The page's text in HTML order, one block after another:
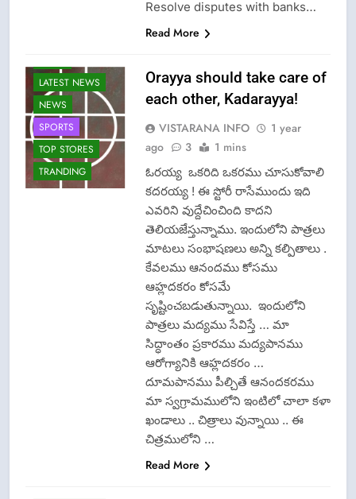
Resolve disputes with banks…
Read More
LATEST NEWS
NEWS
SPORTS
TOP STORES
TRANDING
Orayya should take care of
each other, Kadarayya!
VISTARANA INFO
1 year
ago
3 1 mins
ఓరయ్య ఒకరిది ఒకరము చూసుకోవాలి
కదరయ్య ! ఈ స్టోరీ రాసేముందు ఇది
ఎవరిని వుద్దేచించింది కాదని
తెలియజేస్తున్నాము. ఇందులోని పాత్రలు
మాటలు సంభాషణలు అన్ని కల్పితాలు .
కేవలము ఆనందము కోసము
ఆహ్లదకరం కోసమే
సృష్టించబడుతున్నాయి. ఇందులోని
పాత్రలు మద్యము సేవిస్తే … మా
సిద్ధాంతం ప్రకారము మద్యపానము
ఆరోగ్యానికి ఆహ్లదకరం …
దూమపానము పీల్చితే ఆనందకరము
మా స్వగ్రామములోని ఇంటిలో చాలా కళా
ఖండాలు .. చిత్రాలు వున్నాయి .. ఈ
చిత్రములోని …
Read More